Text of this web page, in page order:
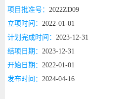
项目批准号： 2022ZD09
立项时间： 2022-01-01
计划完成时间： 2023-12-31
结项日期： 2023-12-31
开始日期： 2022-01-01
发布时间： 2024-04-16